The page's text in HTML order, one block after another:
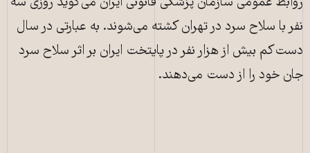
نفر با سلاح سرد در تهران کشته می‌شوند. به عبارتی در سال
دست‌کم بيش از هزار نفر در پايتخت ايران بر اثر سلاح سرد
جان خود را از دست می‌دهند.